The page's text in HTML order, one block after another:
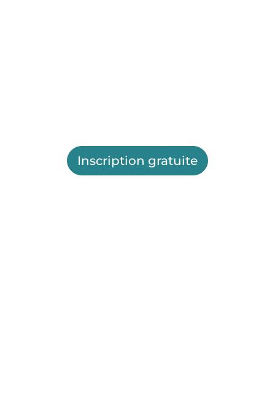
Inscription gratuite